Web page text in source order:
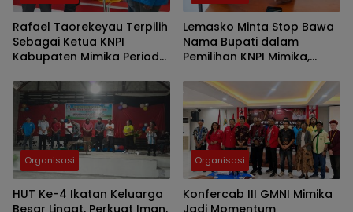
Rafael Taorekeyau Terpilih
Sebagai Ketua KNPI
Kabupaten Mimika Periode
Lemasko Minta Stop Bawa
Nama Bupati dalam
Pemilihan KNPI Mimika,
Pimpin Organisasi Pemuda
Organisasi
HUT Ke-4 Ikatan Keluarga
Organisasi
Konfercab III GMNI Mimika